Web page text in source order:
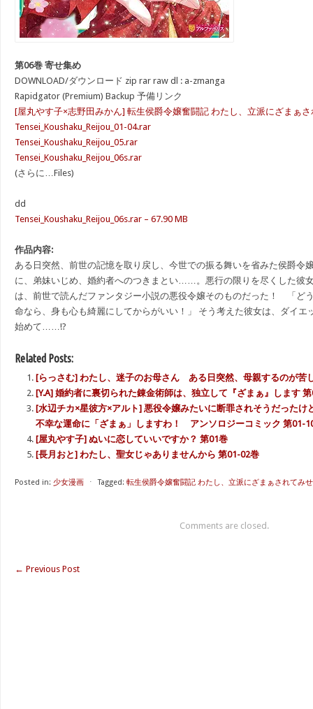
第06巻 寄せ集め
DOWNLOAD/ダウンロード zip rar raw dl : a-zmanga
Rapidgator (Premium) Backup 予備リンク
[屋丸やす子×志野田みかん] 転生侯爵令嬢奮闘記 わたし、立派にざまぁ
Tensei_Koushaku_Reijou_01-04.rar
Tensei_Koushaku_Reijou_05.rar
Tensei_Koushaku_Reijou_06s.rar
(さらに…Files)
dd
Tensei_Koushaku_Reijou_06s.rar – 67.90 MB
作品内容:
ある日突然、前世の記憶を取り戻し、今世での振る舞いを省みた侯爵令
に、弟妹いじめ、婚約者へのつきまとい……。悪行の限りを尽くした彼
は、前世で読んだファンタジー小説の悪役令嬢そのものだった！ 「ど
命なら、身も心も綺麗にしてからがいい！」 そう考えた彼女は、ダイエ
始めて……!?
Related Posts:
[らっさむ] わたし、迷子のお母さん ある日突然、母親するのが苦
[Y.A] 婚約者に裏切られた錬金術師は、独立して『ざまぁ』します
[水辺チカ×星彼方×アルト] 悪役令嬢みたいに断罪されそうだった
不幸な運命に「ざまぁ」しますわ！ アンソロジーコミック 第01-
[屋丸やす子] ぬいに恋していいですか？ 第01巻
[長月おと] わたし、聖女じゃありませんから 第01-02巻
Posted in: 少女漫画 ⋅ Tagged: 転生侯爵令嬢奮闘記 わたし、立派にざまぁされてみ
Comments are closed.
← Previous Post